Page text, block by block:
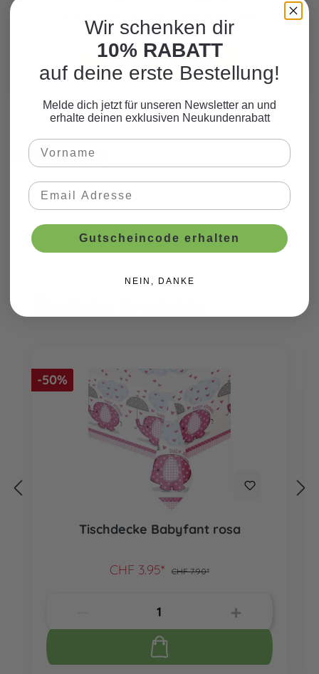
Hier finden Sie viele weitere Produkte
zum Motto.
WEITERE PRODUKTE
Beschreibung
-50%
Tischdecke Babyfant rosa
CHF 3.95* CHF 7.90*
Wir schenken dir
10% RABATT
auf deine erste Bestellung!
Melde dich jetzt für unseren Newsletter an und
erhalte deinen exklusiven Neukundenrabatt
Gutscheincode erhalten
NEIN, DANKE